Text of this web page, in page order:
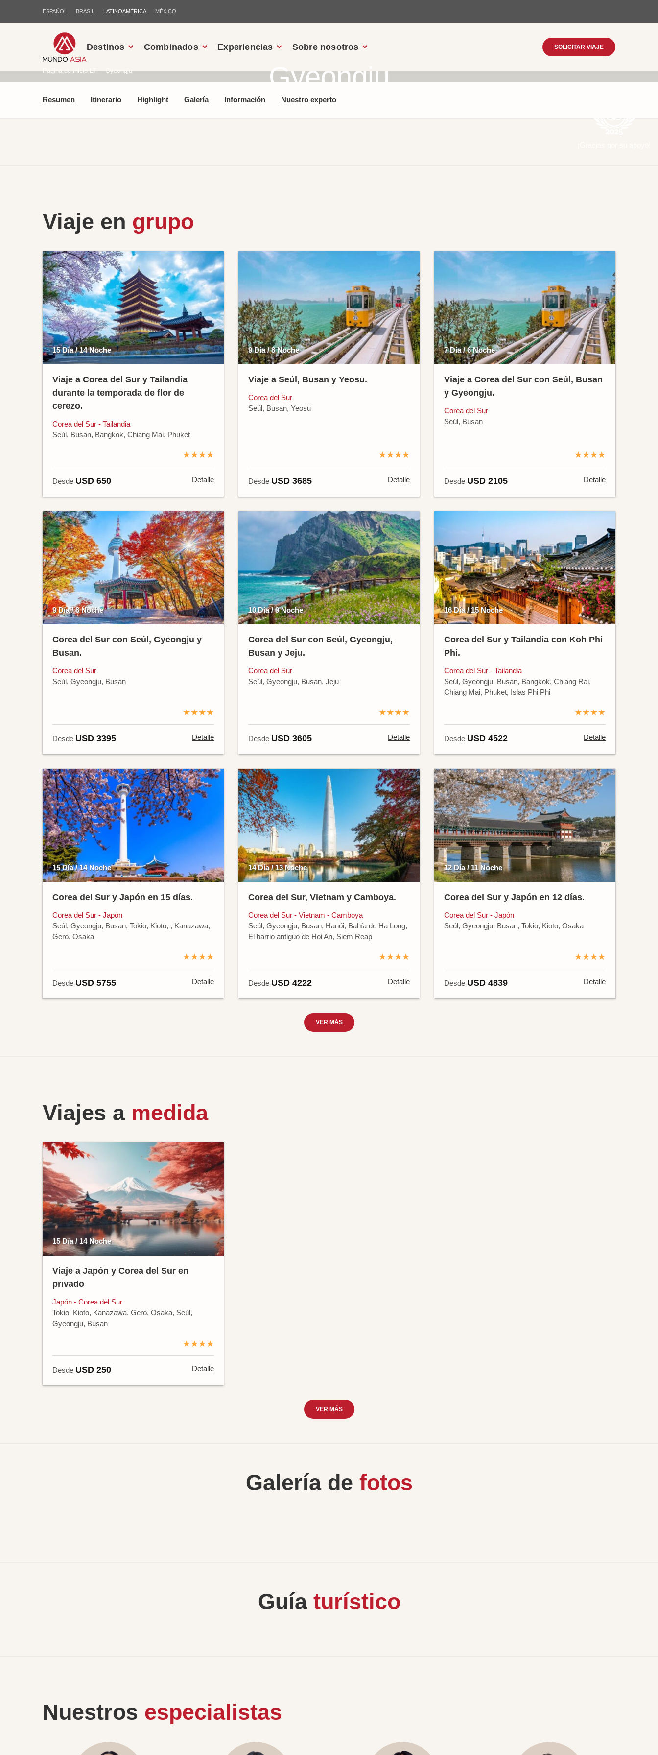
ESPAÑOL BRASIL LATINOAMÉRICA MÉXICO
Destinos Combinados Experiencias Sobre nosotros SOLICITAR VIAJE
Gyeongju
Página de inicio LT Gyeongju
Resumen Itinerario Highlight Galería Información Nuestro experto
Viaje en grupo
15 Día / 14 Noche
Viaje a Corea del Sur y Tailandia
durante la temporada de flor de
cerezo.
Corea del Sur - Tailandia
Seúl, Busan, Bangkok, Chiang Mai, Phuket
★★★★
Desde USD 650 Detalle
9 Día / 8 Noche
Viaje a Seúl, Busan y Yeosu.
Corea del Sur
Seúl, Busan, Yeosu
★★★★
Desde USD 3685 Detalle
7 Día / 6 Noche
Viaje a Corea del Sur con Seúl, Busan
y Gyeongju.
Corea del Sur
Seúl, Busan
★★★★
Desde USD 2105 Detalle
9 Día / 8 Noche
Corea del Sur con Seúl, Gyeongju y
Busan.
Corea del Sur
Seúl, Gyeongju, Busan
★★★★
Desde USD 3395 Detalle
10 Día / 9 Noche
Corea del Sur con Seúl, Gyeongju,
Busan y Jeju.
Corea del Sur
Seúl, Gyeongju, Busan, Jeju
★★★★
Desde USD 3605 Detalle
16 Día / 15 Noche
Corea del Sur y Tailandia con Koh Phi
Phi.
Corea del Sur - Tailandia
Seúl, Gyeongju, Busan, Bangkok, Chiang Rai,
Chiang Mai, Phuket, Islas Phi Phi
★★★★
Desde USD 4522 Detalle
15 Día / 14 Noche
Corea del Sur y Japón en 15 días.
Corea del Sur - Japón
Seúl, Gyeongju, Busan, Tokio, Kioto, , Kanazawa,
Gero, Osaka
★★★★
Desde USD 5755 Detalle
14 Día / 13 Noche
Corea del Sur, Vietnam y Camboya.
Corea del Sur - Vietnam - Camboya
Seúl, Gyeongju, Busan, Hanói, Bahía de Ha Long,
El barrio antiguo de Hoi An, Siem Reap
★★★★
Desde USD 4222 Detalle
12 Día / 11 Noche
Corea del Sur y Japón en 12 días.
Corea del Sur - Japón
Seúl, Gyeongju, Busan, Tokio, Kioto, Osaka
★★★★
Desde USD 4839 Detalle
VER MÁS
Viajes a medida
15 Día / 14 Noche
Viaje a Japón y Corea del Sur en
privado
Japón - Corea del Sur
Tokio, Kioto, Kanazawa, Gero, Osaka, Seúl,
Gyeongju, Busan
★★★★
Desde USD 250 Detalle
VER MÁS
Galería de fotos
Guía turístico
Nuestros especialistas